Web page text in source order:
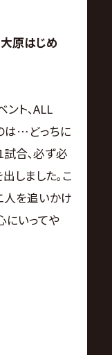
原はじめ
ント､ALL
は…どっちに
試合､必ず必
しました｡こ
人を追いかけ
にいってや